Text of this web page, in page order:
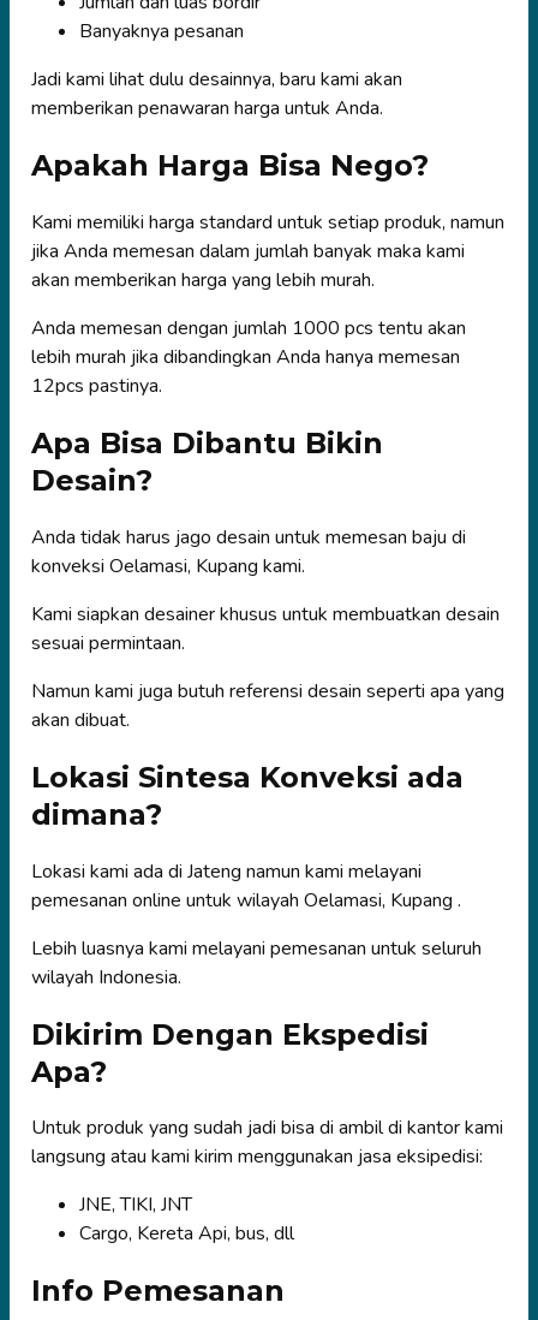
Banyaknya pesanan
Jadi kami lihat dulu desainnya, baru kami akan
memberikan penawaran harga untuk Anda.
Apakah Harga Bisa Nego?
Kami memiliki harga standard untuk setiap produk, namun
jika Anda memesan dalam jumlah banyak maka kami
akan memberikan harga yang lebih murah.
Anda memesan dengan jumlah 1000 pcs tentu akan
lebih murah jika dibandingkan Anda hanya memesan
12pcs pastinya.
Apa Bisa Dibantu Bikin
Desain?
Anda tidak harus jago desain untuk memesan baju di
konveksi Oelamasi, Kupang kami.
Kami siapkan desainer khusus untuk membuatkan desain
sesuai permintaan.
Namun kami juga butuh referensi desain seperti apa yang
akan dibuat.
Lokasi Sintesa Konveksi ada
dimana?
Lokasi kami ada di Jateng namun kami melayani
pemesanan online untuk wilayah Oelamasi, Kupang .
Lebih luasnya kami melayani pemesanan untuk seluruh
wilayah Indonesia.
Dikirim Dengan Ekspedisi
Apa?
Untuk produk yang sudah jadi bisa di ambil di kantor kami
langsung atau kami kirim menggunakan jasa eksipedisi:
JNE, TIKI, JNT
Cargo, Kereta Api, bus, dll
Info Pemesanan